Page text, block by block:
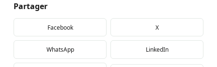
Partager
Facebook X
WhatsApp LinkedIn